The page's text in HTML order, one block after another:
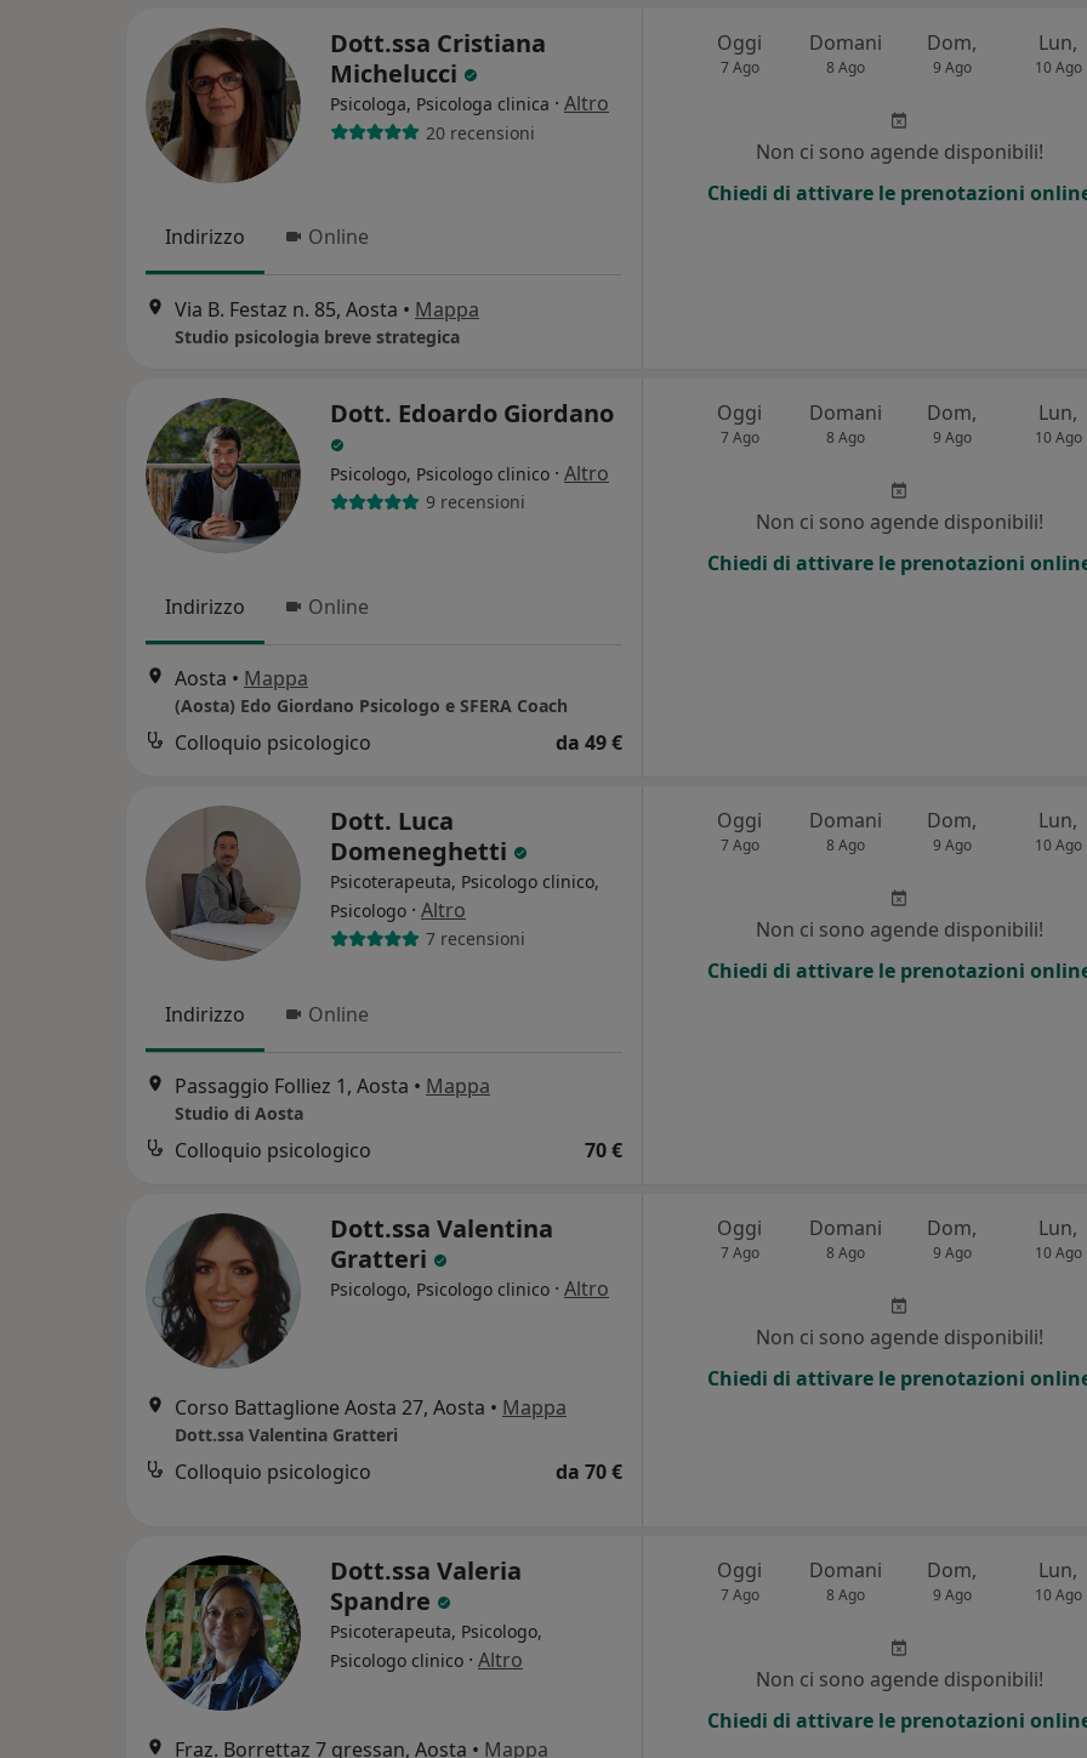
Dott.ssa Cristiana
Michelucci
Psicologa, Psicologa clinica · Altro
20 recensioni
Indirizzo Online
Via B. Festaz n. 85, Aosta • Mappa
Studio psicologia breve strategica
Oggi
7 Ago
Domani
8 Ago
Dom,
9 Ago
Lun,
10 Ago
Non ci sono agende disponibili!
Chiedi di attivare le prenotazioni
Dott. Edoardo Giordano
Psicologo, Psicologo clinico · Altro
9 recensioni
Indirizzo Online
Aosta • Mappa
(Aosta) Edo Giordano Psicologo e SFERA Coach
Colloquio psicologico da 49 €
Oggi
7 Ago
Domani
8 Ago
Dom,
9 Ago
Lun,
10 Ago
Non ci sono agende disponibili!
Chiedi di attivare le prenotazioni
Dott. Luca
Domeneghetti
Psicoterapeuta, Psicologo clinico,
Psicologo · Altro
7 recensioni
Indirizzo Online
Passaggio Folliez 1, Aosta • Mappa
Studio di Aosta
Colloquio psicologico 70 €
Oggi
7 Ago
Domani
8 Ago
Dom,
9 Ago
Lun,
10 Ago
Non ci sono agende disponibili!
Chiedi di attivare le prenotazioni
Dott.ssa Valentina
Gratteri
Psicologo, Psicologo clinico · Altro
Corso Battaglione Aosta 27, Aosta • Mappa
Dott.ssa Valentina Gratteri
Colloquio psicologico da 70 €
Oggi
7 Ago
Domani
8 Ago
Dom,
9 Ago
Lun,
10 Ago
Non ci sono agende disponibili!
Chiedi di attivare le prenotazioni
Dott.ssa Valeria
Spandre
Psicoterapeuta, Psicologo,
Psicologo clinico · Altro
Fraz. Borrettaz 7 gressan, Aosta • Mappa
Oggi
7 Ago
Domani
8 Ago
Dom,
9 Ago
Lun,
10 Ago
Non ci sono agende disponibili!
Chiedi di attivare le prenotazioni